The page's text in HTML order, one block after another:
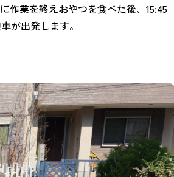
作業を終えおやつを食べた後、15:45
が出発します。